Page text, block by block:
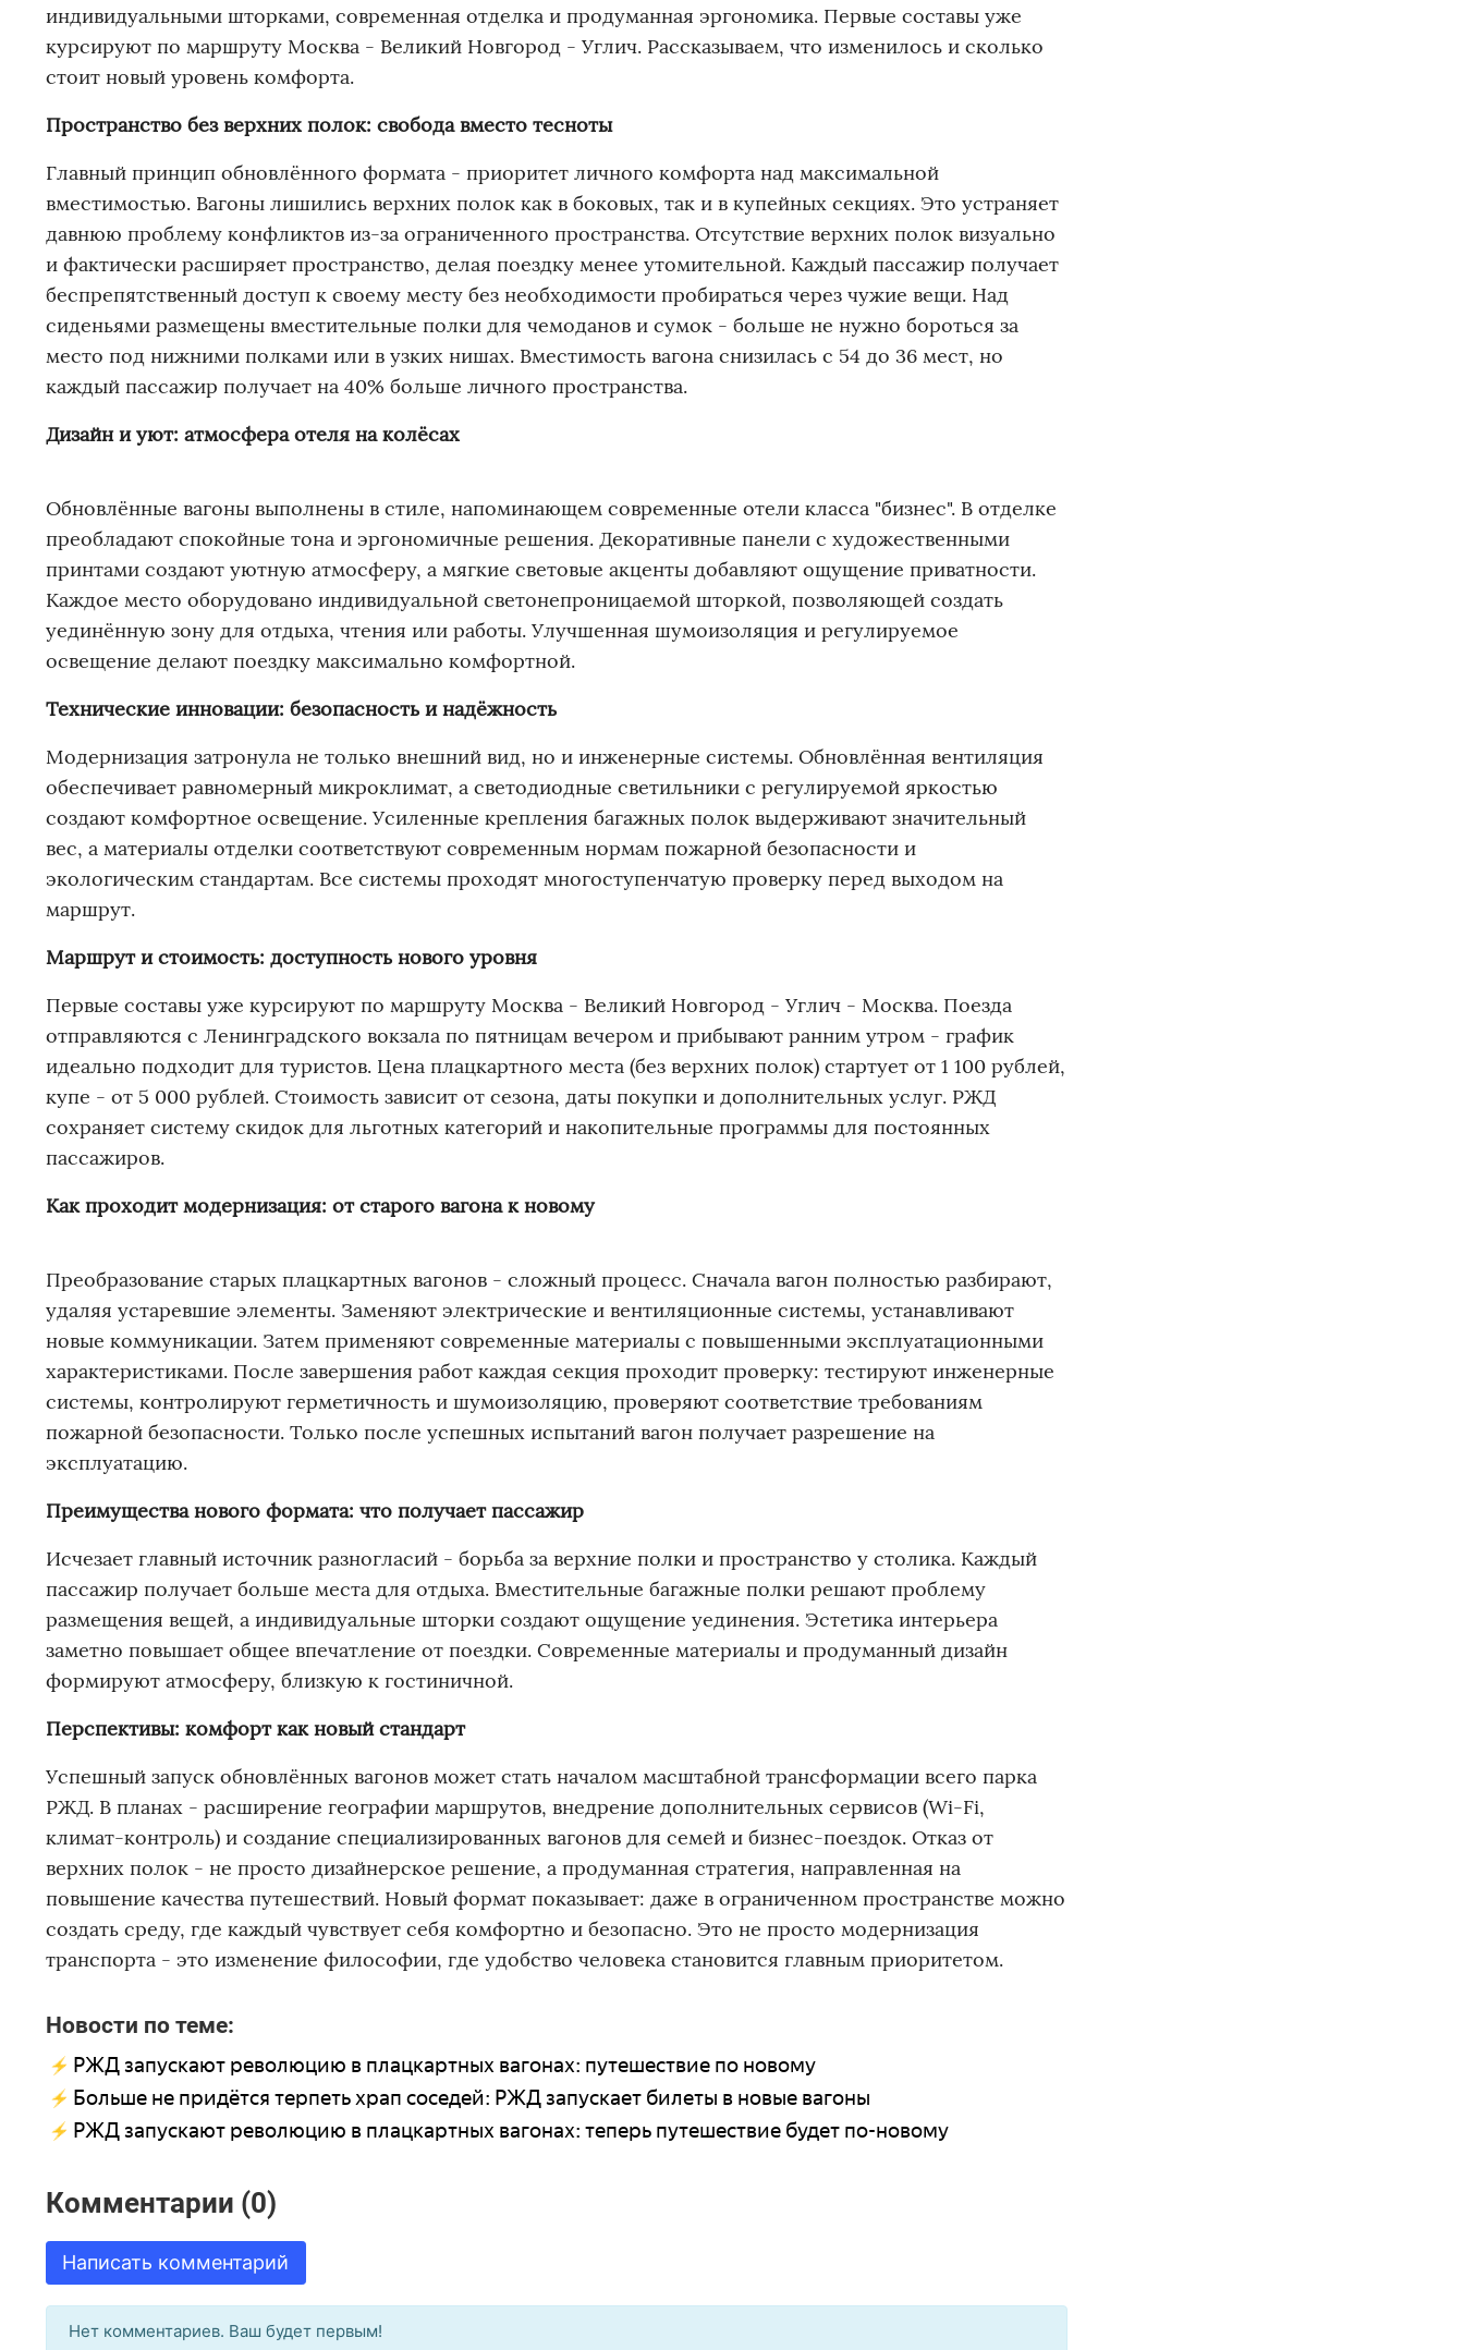
индивидуальными шторками, современная отделка и продуманная эргономика. Первые составы уже
курсируют по маршруту Москва - Великий Новгород - Углич. Рассказываем, что изменилось и сколько
стоит новый уровень комфорта.
Пространство без верхних полок: свобода вместо тесноты
Главный принцип обновлённого формата - приоритет личного комфорта над максимальной
вместимостью. Вагоны лишились верхних полок как в боковых, так и в купейных секциях. Это устраняет
давнюю проблему конфликтов из-за ограниченного пространства. Отсутствие верхних полок визуально
и фактически расширяет пространство, делая поездку менее утомительной. Каждый пассажир получает
беспрепятственный доступ к своему месту без необходимости пробираться через чужие вещи. Над
сиденьями размещены вместительные полки для чемоданов и сумок - больше не нужно бороться за
место под нижними полками или в узких нишах. Вместимость вагона снизилась с 54 до 36 мест, но
каждый пассажир получает на 40% больше личного пространства.
Дизайн и уют: атмосфера отеля на колёсах
Обновлённые вагоны выполнены в стиле, напоминающем современные отели класса "бизнес". В отделке
преобладают спокойные тона и эргономичные решения. Декоративные панели с художественными
принтами создают уютную атмосферу, а мягкие световые акценты добавляют ощущение приватности.
Каждое место оборудовано индивидуальной светонепроницаемой шторкой, позволяющей создать
уединённую зону для отдыха, чтения или работы. Улучшенная шумоизоляция и регулируемое
освещение делают поездку максимально комфортной.
Технические инновации: безопасность и надёжность
Модернизация затронула не только внешний вид, но и инженерные системы. Обновлённая вентиляция
обеспечивает равномерный микроклимат, а светодиодные светильники с регулируемой яркостью
создают комфортное освещение. Усиленные крепления багажных полок выдерживают значительный
вес, а материалы отделки соответствуют современным нормам пожарной безопасности и
экологическим стандартам. Все системы проходят многоступенчатую проверку перед выходом на
маршрут.
Маршрут и стоимость: доступность нового уровня
Первые составы уже курсируют по маршруту Москва - Великий Новгород - Углич - Москва. Поезда
отправляются с Ленинградского вокзала по пятницам вечером и прибывают ранним утром - график
идеально подходит для туристов. Цена плацкартного места (без верхних полок) стартует от 1 100 рублей,
купе - от 5 000 рублей. Стоимость зависит от сезона, даты покупки и дополнительных услуг. РЖД
сохраняет систему скидок для льготных категорий и накопительные программы для постоянных
пассажиров.
Как проходит модернизация: от старого вагона к новому
Преобразование старых плацкартных вагонов - сложный процесс. Сначала вагон полностью разбирают,
удаляя устаревшие элементы. Заменяют электрические и вентиляционные системы, устанавливают
новые коммуникации. Затем применяют современные материалы с повышенными эксплуатационными
характеристиками. После завершения работ каждая секция проходит проверку: тестируют инженерные
системы, контролируют герметичность и шумоизоляцию, проверяют соответствие требованиям
пожарной безопасности. Только после успешных испытаний вагон получает разрешение на
эксплуатацию.
Преимущества нового формата: что получает пассажир
Исчезает главный источник разногласий - борьба за верхние полки и пространство у столика. Каждый
пассажир получает больше места для отдыха. Вместительные багажные полки решают проблему
размещения вещей, а индивидуальные шторки создают ощущение уединения. Эстетика интерьера
заметно повышает общее впечатление от поездки. Современные материалы и продуманный дизайн
формируют атмосферу, близкую к гостиничной.
Перспективы: комфорт как новый стандарт
Успешный запуск обновлённых вагонов может стать началом масштабной трансформации всего парка
РЖД. В планах - расширение географии маршрутов, внедрение дополнительных сервисов (Wi-Fi,
климат-контроль) и создание специализированных вагонов для семей и бизнес-поездок. Отказ от
верхних полок - не просто дизайнерское решение, а продуманная стратегия, направленная на
повышение качества путешествий. Новый формат показывает: даже в ограниченном пространстве можно
создать среду, где каждый чувствует себя комфортно и безопасно. Это не просто модернизация
транспорта - это изменение философии, где удобство человека становится главным приоритетом.
Новости по теме:
РЖД запускают революцию в плацкартных вагонах: путешествие по новому
Больше не придётся терпеть храп соседей: РЖД запускает билеты в новые вагоны
РЖД запускают революцию в плацкартных вагонах: теперь путешествие будет по-новому
Комментарии (0)
Написать комментарий
Нет комментариев. Ваш будет первым!